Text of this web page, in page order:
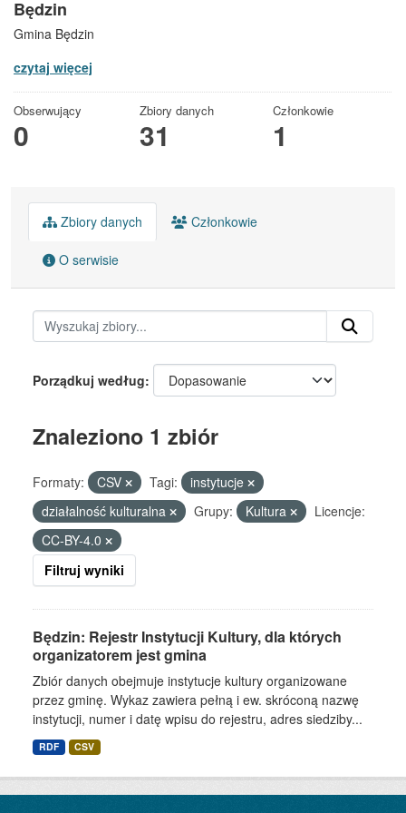
Będzin
Gmina Będzin
czytaj więcej
Obserwujący
0
Zbiory danych
31
Członkowie
1
Zbiory danych Członkowie
O serwisie
Porządkuj według
Znaleziono 1 zbiór
Formaty: CSV Tagi:
instytucje
działalność kulturalna
Grupy: Kultura
Licencje:
CC-BY-4.0
Filtruj wyniki
Będzin: Rejestr Instytucji Kultury, dla których
organizatorem jest gmina
Zbiór danych obejmuje instytucje kultury organizowane
przez gminę. Wykaz zawiera pełną i ew. skróconą nazwę
instytucji, numer i datę wpisu do rejestru, adres siedziby...
RDF CSV